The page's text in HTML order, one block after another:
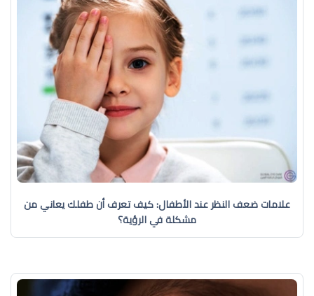
علامات ضعف النظر عند الأطفال: كيف تعرف أن طفلك يعاني من
مشكلة في الرؤية؟